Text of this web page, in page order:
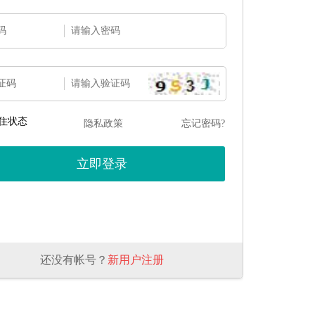
码
状态 隐私政策 忘记密码?
还没有帐号？ 新用户注册